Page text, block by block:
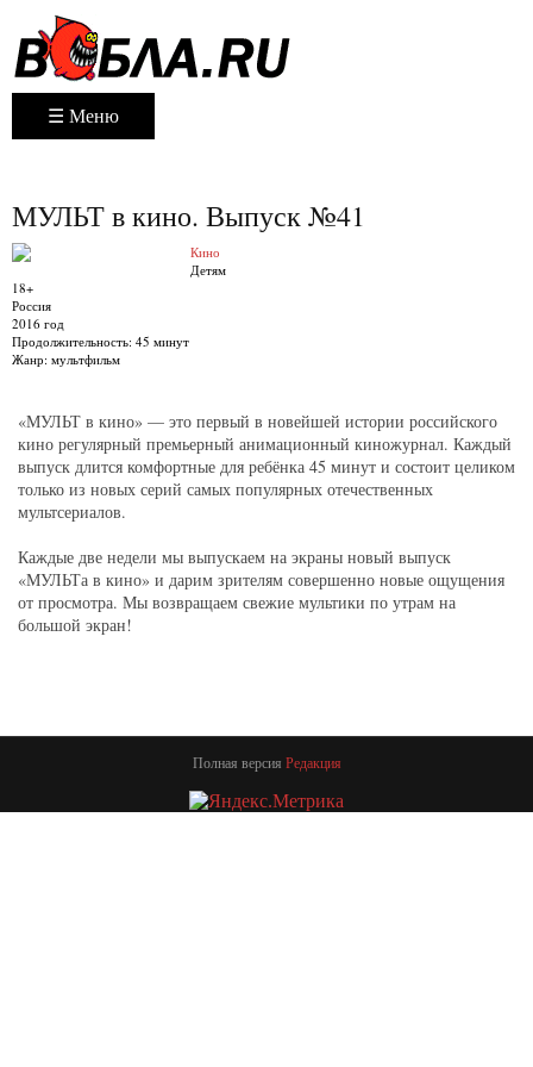
☰ Меню
МУЛЬТ в кино. Выпуск №41
Кино
Детям
18+
Россия
2016 год
Продолжительность: 45 минут
Жанр: мультфильм
«МУЛЬТ в кино» — это первый в новейшей истории российского
кино регулярный премьерный анимационный киножурнал. Каждый
выпуск длится комфортные для ребёнка 45 минут и состоит целиком
только из новых серий самых популярных отечественных
мультсериалов.
Каждые две недели мы выпускаем на экраны новый выпуск
«МУЛЬТа в кино» и дарим зрителям совершенно новые ощущения
от просмотра. Мы возвращаем свежие мультики по утрам на
большой экран!
Полная версия Редакция